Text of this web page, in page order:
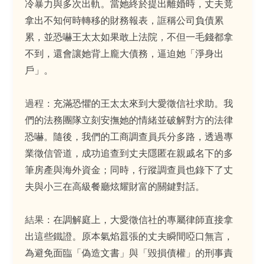
冷暴力與多次出軌。當她終於提出離婚時，丈夫竟
拿出不知何時轉移的財務報表，誆稱公司負債累
累，並恐嚇王太太如果敢上法院，不但一毛錢都拿
不到，還會讓她背上龐大債務，逼迫她「淨身出
戶」。
過程： 充滿恐懼的王太太來到大愛徵信社求助。我
們的法務團隊立刻安撫她的情緒並破解對方的法律
恐嚇。隨後，我們的工商調查員兵分多路，透過專
業徵信管道，成功追查到丈夫隱匿在親戚名下的多
筆房產與海外資金；同時，行蹤調查員也錄下了丈
夫與小三在高級餐廳炫耀財富的關鍵對話。
結果：在調解庭上，大愛徵信社的專屬律師直接拿
出這些鐵證。原本氣焰囂張的丈夫瞬間啞口無言，
為避免面臨「偽造文書」與「毀損債權」的刑事責